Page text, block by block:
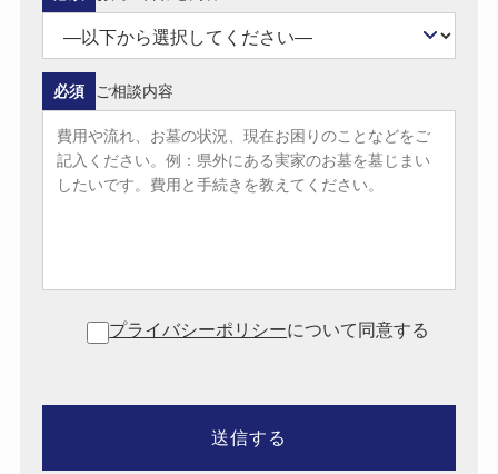
ご相談内容
必須
プライバシーポリシーについて同意する